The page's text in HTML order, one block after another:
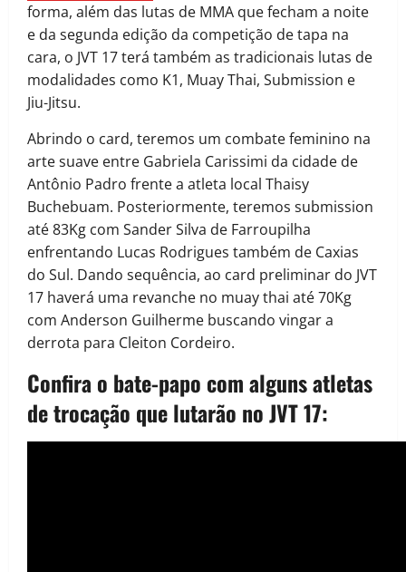
forma, além das lutas de MMA que fecham a noite
e da segunda edição da competição de tapa na
cara, o JVT 17 terá também as tradicionais lutas de
modalidades como K1, Muay Thai, Submission e
Jiu-Jitsu.
Abrindo o card, teremos um combate feminino na
arte suave entre Gabriela Carissimi da cidade de
Antônio Padro frente a atleta local Thaisy
Buchebuam. Posteriormente, teremos submission
até 83Kg com Sander Silva de Farroupilha
enfrentando Lucas Rodrigues também de Caxias
do Sul. Dando sequência, ao card preliminar do JVT
17 haverá uma revanche no muay thai até 70Kg
com Anderson Guilherme buscando vingar a
derrota para Cleiton Cordeiro.
Confira o bate-papo com alguns atletas
de trocação que lutarão no JVT 17: